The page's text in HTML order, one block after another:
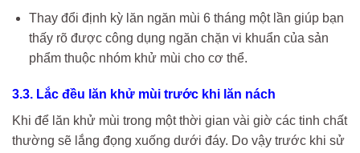
Thay đổi định kỳ lăn ngăn mùi 6 tháng một lần giúp bạn
thấy rõ được công dụng ngăn chặn vi khuẩn của sản
phẩm thuộc nhóm khử mùi cho cơ thể.
3.3. Lắc đều lăn khử mùi trước khi lăn nách
Khi để lăn khử mùi trong một thời gian vài giờ các tinh chất
thường sẽ lắng đọng xuống dưới đáy. Do vậy trước khi sử